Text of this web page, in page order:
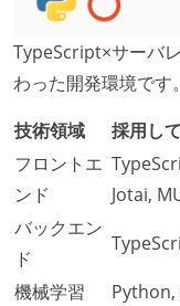
TypeScript×サーバ
わった開発環境です。
技術領域
採用し
フロントエ
ンド
Jotai,
バックエン
ド
機械学習
Python,